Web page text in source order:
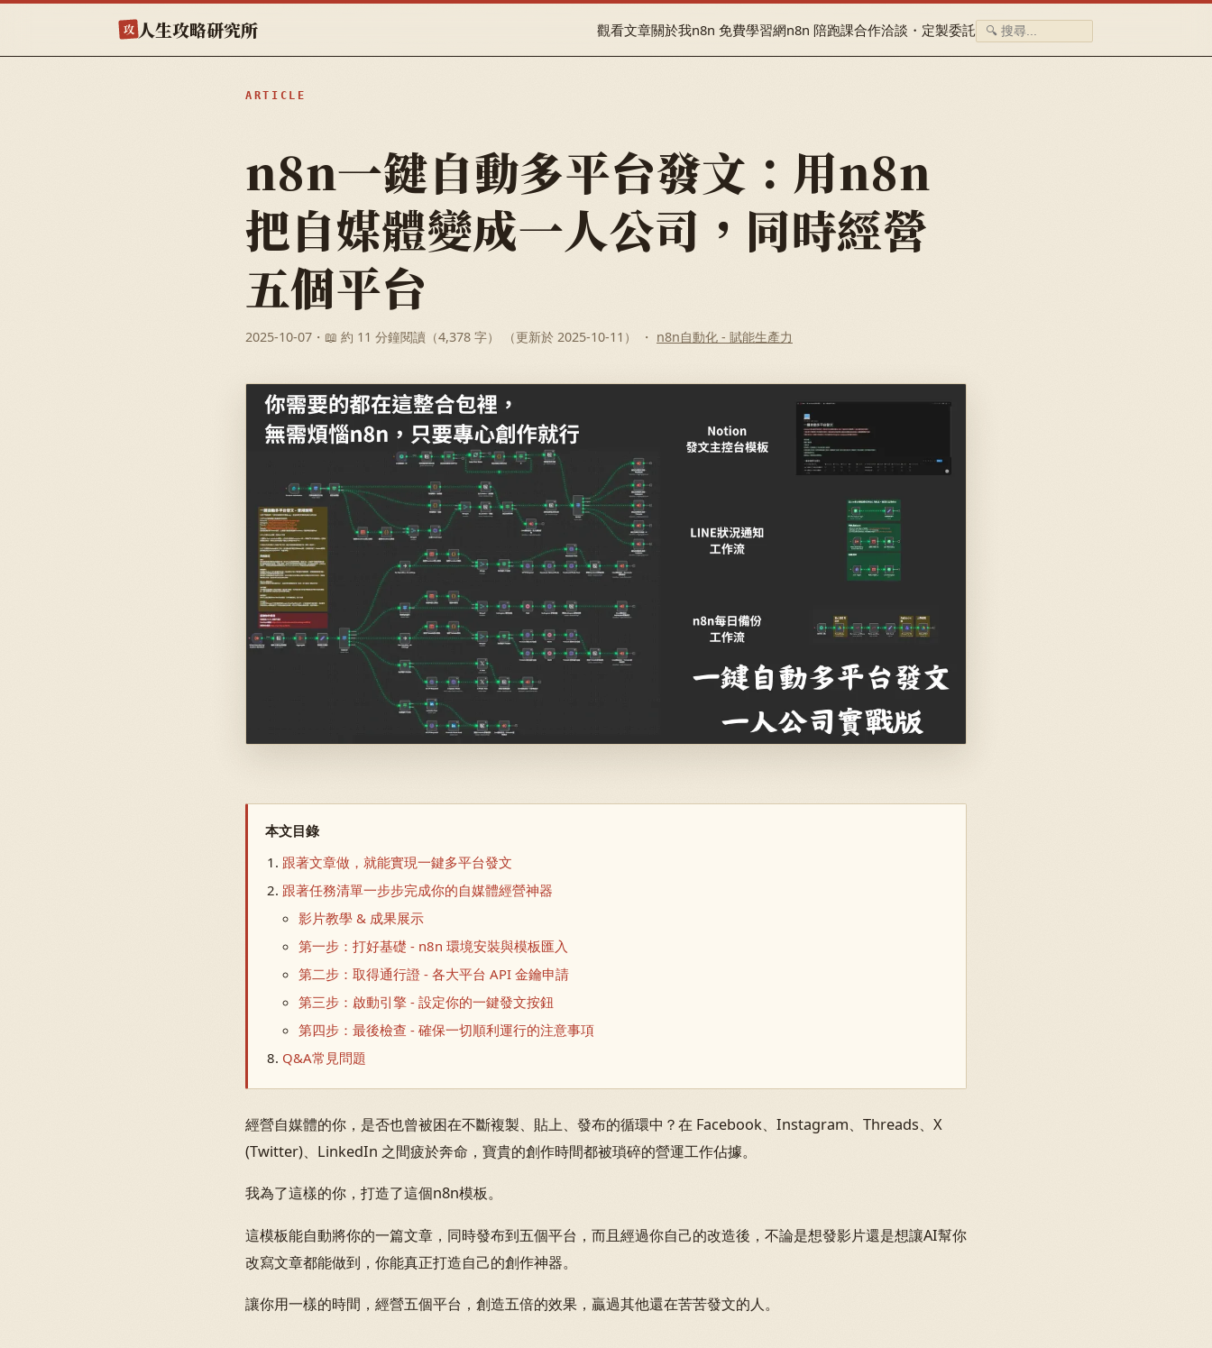
攻 人生攻略研究所 觀看文章關於我n8n 免費學習網n8n 陪跑課合作洽談・定製委託
ARTICLE
n8n一鍵自動多平台發文：用n8n
把自媒體變成一人公司，同時經營
五個平台
2025-10-07 ・📖 約 11 分鐘閱讀（4,378 字） （更新於 2025-10-11） ・ n8n自動化 - 賦能生產力
本文目錄
跟著文章做，就能實現一鍵多平台發文
跟著任務清單一步步完成你的自媒體經營神器
影片教學 & 成果展示
第一步：打好基礎 - n8n 環境安裝與模板匯入
第二步：取得通行證 - 各大平台 API 金鑰申請
第三步：啟動引擎 - 設定你的一鍵發文按鈕
第四步：最後檢查 - 確保一切順利運行的注意事項
Q&A常見問題
經營自媒體的你，是否也曾被困在不斷複製、貼上、發布的循環中？在 Facebook、Instagram、Threads、X
(Twitter)、LinkedIn 之間疲於奔命，寶貴的創作時間都被瑣碎的營運工作佔據。
我為了這樣的你，打造了這個n8n模板。
這模板能自動將你的一篇文章，同時發布到五個平台，而且經過你自己的改造後，不論是想發影片還是想讓AI幫你
改寫文章都能做到，你能真正打造自己的創作神器。
讓你用一樣的時間，經營五個平台，創造五倍的效果，贏過其他還在苦苦發文的人。